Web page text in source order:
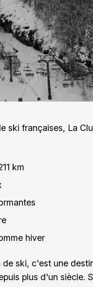
ski françaises, La
km
hiver
ski, c'est une
plus d'un siècle.